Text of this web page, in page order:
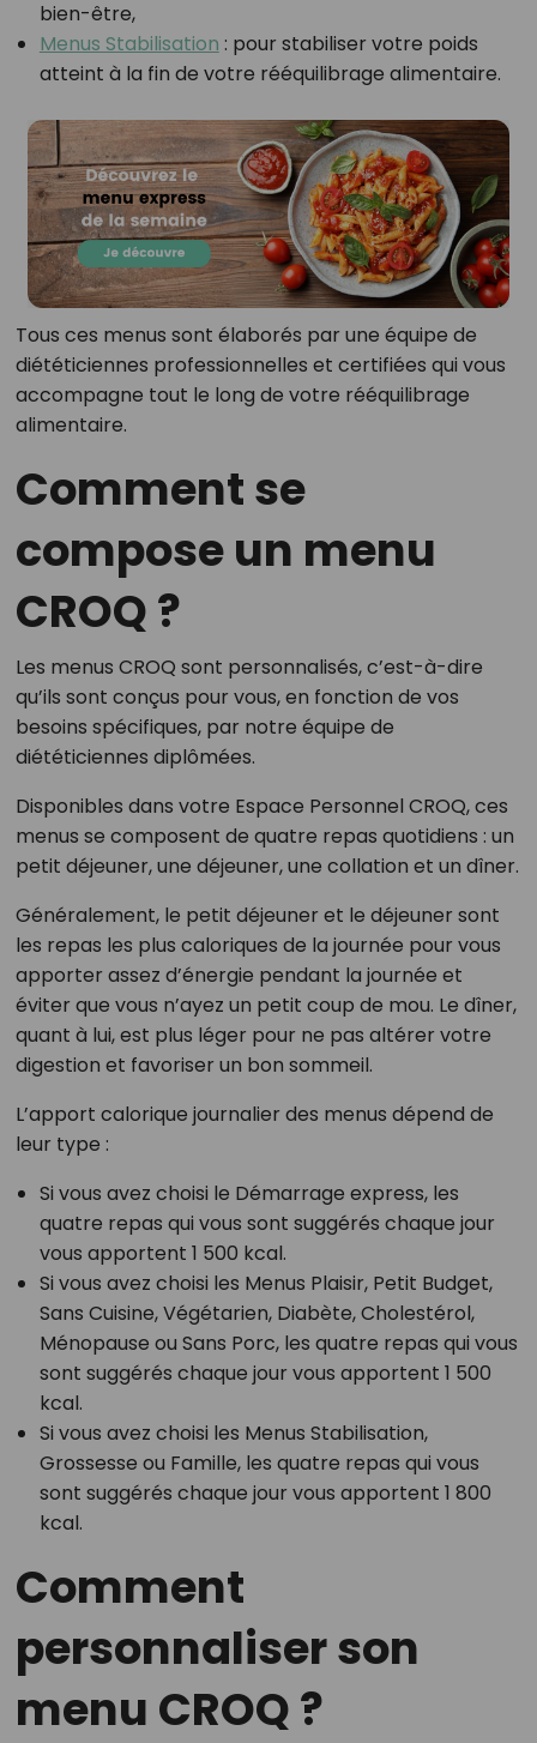
bien-être,
Menus Stabilisation : pour stabiliser votre poids
atteint à la fin de votre rééquilibrage alimentaire.
Tous ces menus sont élaborés par une équipe de
diététiciennes professionnelles et certifiées qui vous
accompagne tout le long de votre rééquilibrage
alimentaire.
Comment se
compose un menu
CROQ ?
Les menus CROQ sont personnalisés, c’est-à-dire
qu’ils sont conçus pour vous, en fonction de vos
besoins spécifiques, par notre équipe de
diététiciennes diplômées.
Disponibles dans votre Espace Personnel CROQ, ces
menus se composent de quatre repas quotidiens : un
petit déjeuner, une déjeuner, une collation et un dîner.
Généralement, le petit déjeuner et le déjeuner sont
les repas les plus caloriques de la journée pour vous
apporter assez d’énergie pendant la journée et
éviter que vous n’ayez un petit coup de mou. Le dîner,
quant à lui, est plus léger pour ne pas altérer votre
digestion et favoriser un bon sommeil.
L’apport calorique journalier des menus dépend de
leur type :
Si vous avez choisi le Démarrage express, les
quatre repas qui vous sont suggérés chaque jour
vous apportent 1 500 kcal.
Si vous avez choisi les Menus Plaisir, Petit Budget,
Sans Cuisine, Végétarien, Diabète, Cholestérol,
Ménopause ou Sans Porc, les quatre repas qui vous
sont suggérés chaque jour vous apportent 1 500
kcal.
Si vous avez choisi les Menus Stabilisation,
Grossesse ou Famille, les quatre repas qui vous
sont suggérés chaque jour vous apportent 1 800
kcal.
Comment
personnaliser son
menu CROQ ?